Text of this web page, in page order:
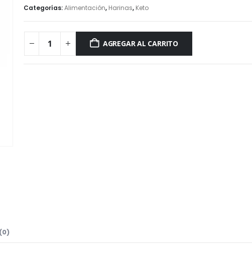
Categorías:Alimentación, Harinas, Keto
AGREGAR AL CARRITO